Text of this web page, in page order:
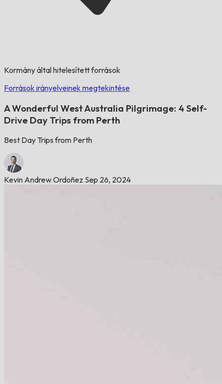
Kormány által hitelesített források
Források irányelveinek megtekintése
A Wonderful West Australia Pilgrimage: 4 Self-
Drive Day Trips from Perth
Best Day Trips from Perth
Kevin Andrew Ordoñez Sep 26, 2024